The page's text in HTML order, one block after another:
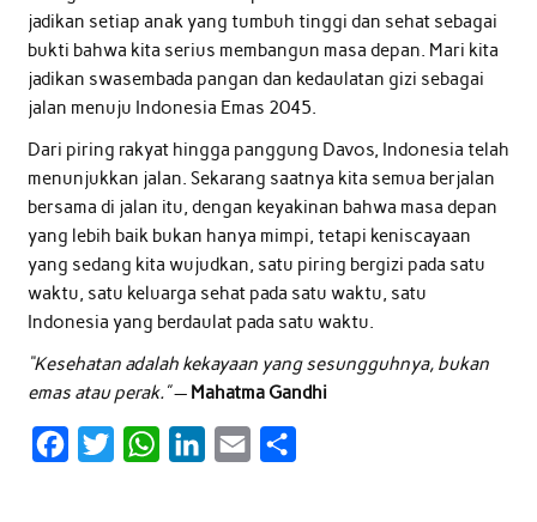
jadikan setiap anak yang tumbuh tinggi dan sehat sebagai
bukti bahwa kita serius membangun masa depan. Mari kita
jadikan swasembada pangan dan kedaulatan gizi sebagai
jalan menuju Indonesia Emas 2045.
Dari piring rakyat hingga panggung Davos, Indonesia telah
menunjukkan jalan. Sekarang saatnya kita semua berjalan
bersama di jalan itu, dengan keyakinan bahwa masa depan
yang lebih baik bukan hanya mimpi, tetapi keniscayaan
yang sedang kita wujudkan, satu piring bergizi pada satu
waktu, satu keluarga sehat pada satu waktu, satu
Indonesia yang berdaulat pada satu waktu.
“Kesehatan adalah kekayaan yang sesungguhnya, bukan
emas atau perak.”— Mahatma Gandhi
W